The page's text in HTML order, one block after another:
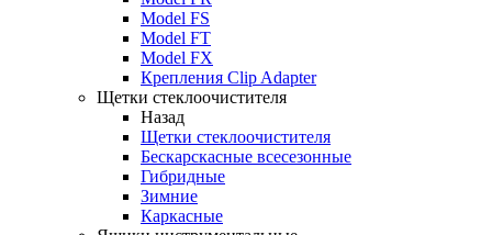
Model FS
Model FT
Model FX
Крепления Clip Adapter
Щетки стеклоочистителя
Назад
Щетки стеклоочистителя
Бескарскасные всесезонные
Гибридные
Зимние
Каркасные